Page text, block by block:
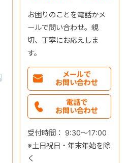
お困りのことを電話かメ
ールで問い合わせ。親
切、丁寧にお応えしま
す。
メールで
お問い合わせ
電話で
お問い合わせ
受付時間： 9:30～17:00
※土日祝日・年末年始を除
く